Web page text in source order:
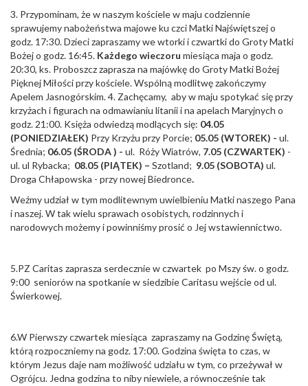
3. Przypominam, że w naszym kościele w maju codziennie
sprawujemy nabożeństwa majowe ku czci Matki Najświętszej o
godz. 17:30. Dzieci zapraszamy we wtorki i czwartki do Groty Matki
Bożej o godz. 16:45. Każdego wieczoru miesiąca maja o godz.
20:30, ks. Proboszcz zaprasza na majówkę do Groty Matki Bożej
Pięknej Miłości przy kościele. Wspólną modlitwę zakończymy
Apelem Jasnogórskim. 4. Zachęcamy, aby w maju spotykać się przy
krzyżach i figurach na odmawianiu litanii i na apelach Maryjnych o
godz. 21:00. Księża odwiedzą modlących się: 04.05
(PONIEDZIAŁEK) Przy Krzyżu przy Porcie; 05.05 (WTOREK) - ul.
Średnia; 06.05 (ŚRODA ) - ul. Róży Wiatrów, 7.05 (CZWARTEK) -
ul. ul Rybacka; 08.05 (PIĄTEK) – Szotland; 9.05 (SOBOTA) ul.
Droga Chłapowska - przy nowej Biedronce.
Weźmy udział w tym modlitewnym uwielbieniu Matki naszego Pana
i naszej. W tak wielu sprawach osobistych, rodzinnych i
narodowych możemy i powinniśmy prosić o Jej wstawiennictwo.
5.PZ Caritas zaprasza serdecznie w czwartek po Mszy św. o godz.
9:00 seniorów na spotkanie w siedzibie Caritasu wejście od ul.
Świerkowej.
6.W Pierwszy czwartek miesiąca zapraszamy na Godzinę Świętą,
którą rozpoczniemy na godz. 17:00. Godzina święta to czas, w
którym Jezus daje nam możliwość udziału w tym, co przeżywał w
Ogrójcu. Jedna godzina to niby niewiele, a równocześnie tak